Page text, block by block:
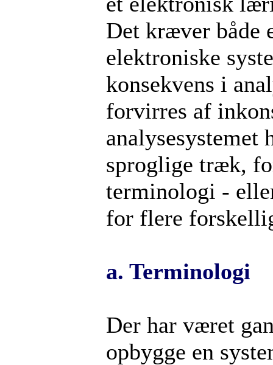
Det kræver både
elektroniske
konsekvens i
forvirres af
analysesystemet
sproglige træk,
terminologi -
for flere
a. Terminologi
Der har været
opbygge en